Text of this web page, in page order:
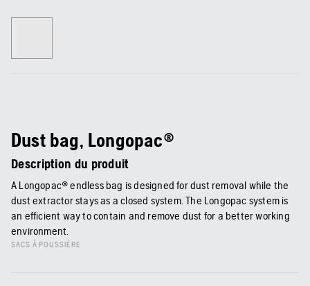
Dust bag, Longopac®
Description du produit
A Longopac® endless bag is designed for dust removal while the
dust extractor stays as a closed system. The Longopac system is
an efficient way to contain and remove dust for a better working
environment.
SACS À POUSSIÈRE